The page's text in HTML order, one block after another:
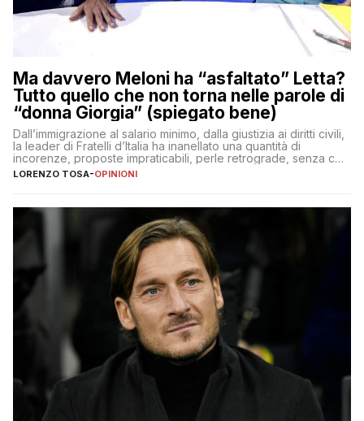
Ma davvero Meloni ha “asfaltato” Letta?
Tutto quello che non torna nelle parole di
“donna Giorgia” (spiegato bene)
Dall’immigrazione al salario minimo, dalla giustizia ai diritti civili,
la leader di Fratelli d’Italia ha inanellato una quantità di
incorenze, proposte impraticabili, perle retrograde, senza che
nessuno – a destra come a sinistra – glielo abbia fatto notare
LORENZO TOSA-OPINIONI